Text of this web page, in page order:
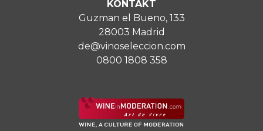
KONTAKT
Guzman el Bueno, 133
28003 Madrid
de@vinoseleccion.com
0800 1808 358